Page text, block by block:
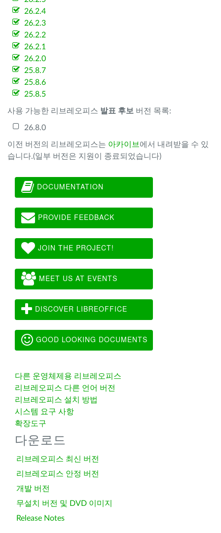
26.2.4
26.2.3
26.2.2
26.2.1
26.2.0
25.8.7
25.8.6
25.8.5
사용 가능한 리브레오피스 발표 후보 버전 목록:
26.8.0
이전 버전의 리브레오피스는 아카이브 에서 내려받을 수 있
습니다.(일부 버전은 지원이 종료되었습니다)
DOCUMENTATION
PROVIDE FEEDBACK
JOIN THE PROJECT!
MEET US AT EVENTS
DISCOVER LIBREOFFICE
GOOD LOOKING DOCUMENTS
다른 운영체제용 리브레오피스
리브레오피스 다른 언어 버전
리브레오피스 설치 방법
시스템 요구 사항
확장도구
다운로드
리브레오피스 최신 버전
리브레오피스 안정 버전
개발 버전
무설치 버전 및 DVD 이미지
Release Notes